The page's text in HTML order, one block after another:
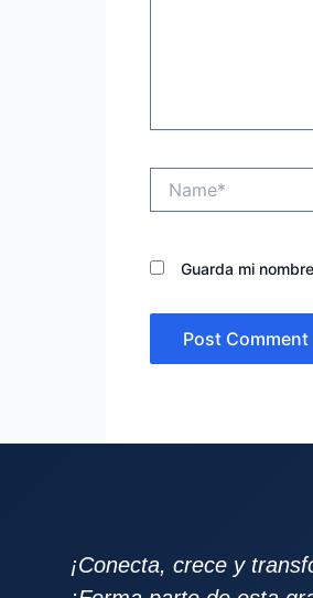
Guarda mi
¡Conecta, crece y